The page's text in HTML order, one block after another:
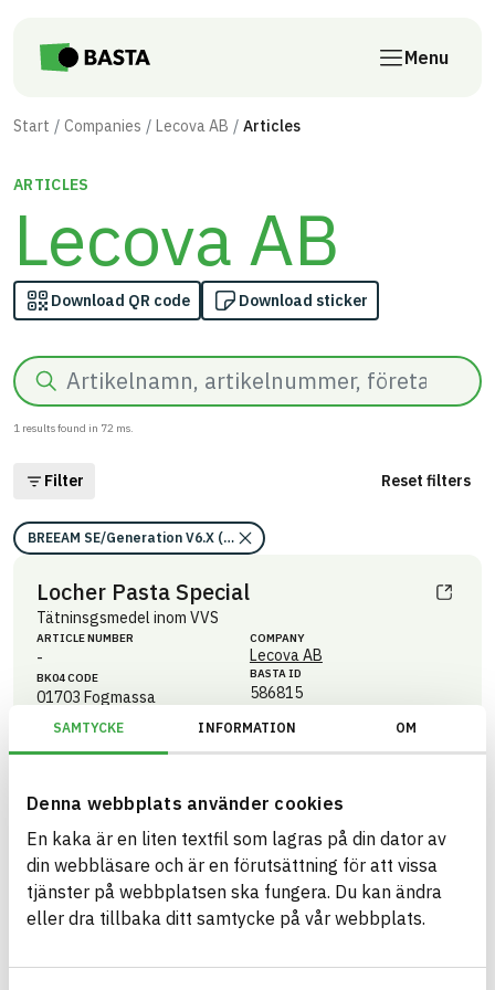
SAMTYCKE INFORMATION OM
Denna webbplats använder cookies
En kaka är en liten textfil som lagras på din dator av
din webbläsare och är en förutsättning för att vissa
tjänster på webbplatsen ska fungera. Du kan ändra
eller dra tillbaka ditt samtycke på vår webbplats.
Menu
Start Companies Lecova AB Articles
ARTICLES
Lecova AB
Download QR code Download sticker
Search
1 results found in 72 ms.
Filter Reset filters
BREEAM SE/Generation V6.X (2023)/Kriterium: Mat 07 Farliga
Locher Pasta Special
Tätninsgsmedel inom VVS
ARTICLE NUMBER
-
BK04 CODE
01703 Fogmassa
COMPANY
Lecova AB
BASTA ID
586815
HEALTH AND ENVIRONMENTAL HAZARDS Information available
ENVIRONMENTAL EFFECTS – EPD Information ej lämnad
EMISSIONS AND TESTS Information ej lämnad